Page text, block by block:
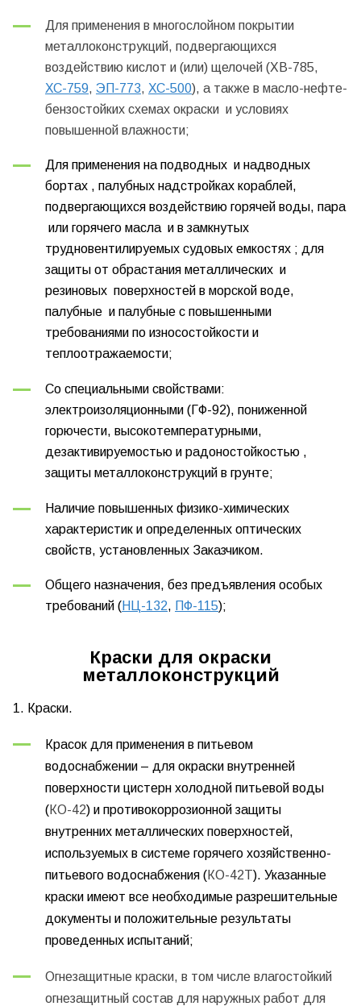
Для применения в многослойном покрытии
металлоконструкций, подвергающихся
воздействию кислот и (или) щелочей (ХВ-785,
ХС-759, ЭП-773, ХС-500), а также в масло-нефте-
бензостойких схемах окраски и условиях
повышенной влажности;
Для применения на подводных и надводных
бортах , палубных надстройках кораблей,
подвергающихся воздействию горячей воды, пара
или горячего масла и в замкнутых
трудновентилируемых судовых емкостях ; для
защиты от обрастания металлических и
резиновых поверхностей в морской воде,
палубные и палубные с повышенными
требованиями по износостойкости и
теплоотражаемости;
Со специальными свойствами:
электроизоляционными (ГФ-92), пониженной
горючести, высокотемпературными,
дезактивируемостью и радоностойкостью ,
защиты металлоконструкций в грунте;
Наличие повышенных физико-химических
характеристик и определенных оптических
свойств, установленных Заказчиком.
Общего назначения, без предъявления особых
требований (НЦ-132, ПФ-115);
Краски для окраски
металлоконструкций
1. Краски.
Красок для применения в питьевом
водоснабжении – для окраски внутренней
поверхности цистерн холодной питьевой воды
(КО-42) и противокоррозионной защиты
внутренних металлических поверхностей,
используемых в системе горячего хозяйственно-
питьевого водоснабжения (КО-42Т). Указанные
краски имеют все необходимые разрешительные
документы и положительные результаты
проведенных испытаний;
Огнезащитные краски, в том числе влагостойкий
огнезащитный состав для наружных работ для